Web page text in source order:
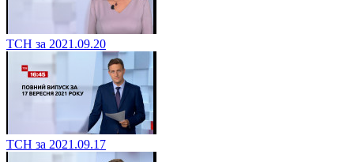
ТСН за 2021.09.20
ТСН за 2021.09.17